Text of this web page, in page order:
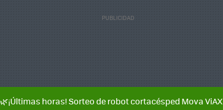
🌿¡Últimas horas! Sorteo de robot cortacésped Mova ViAX